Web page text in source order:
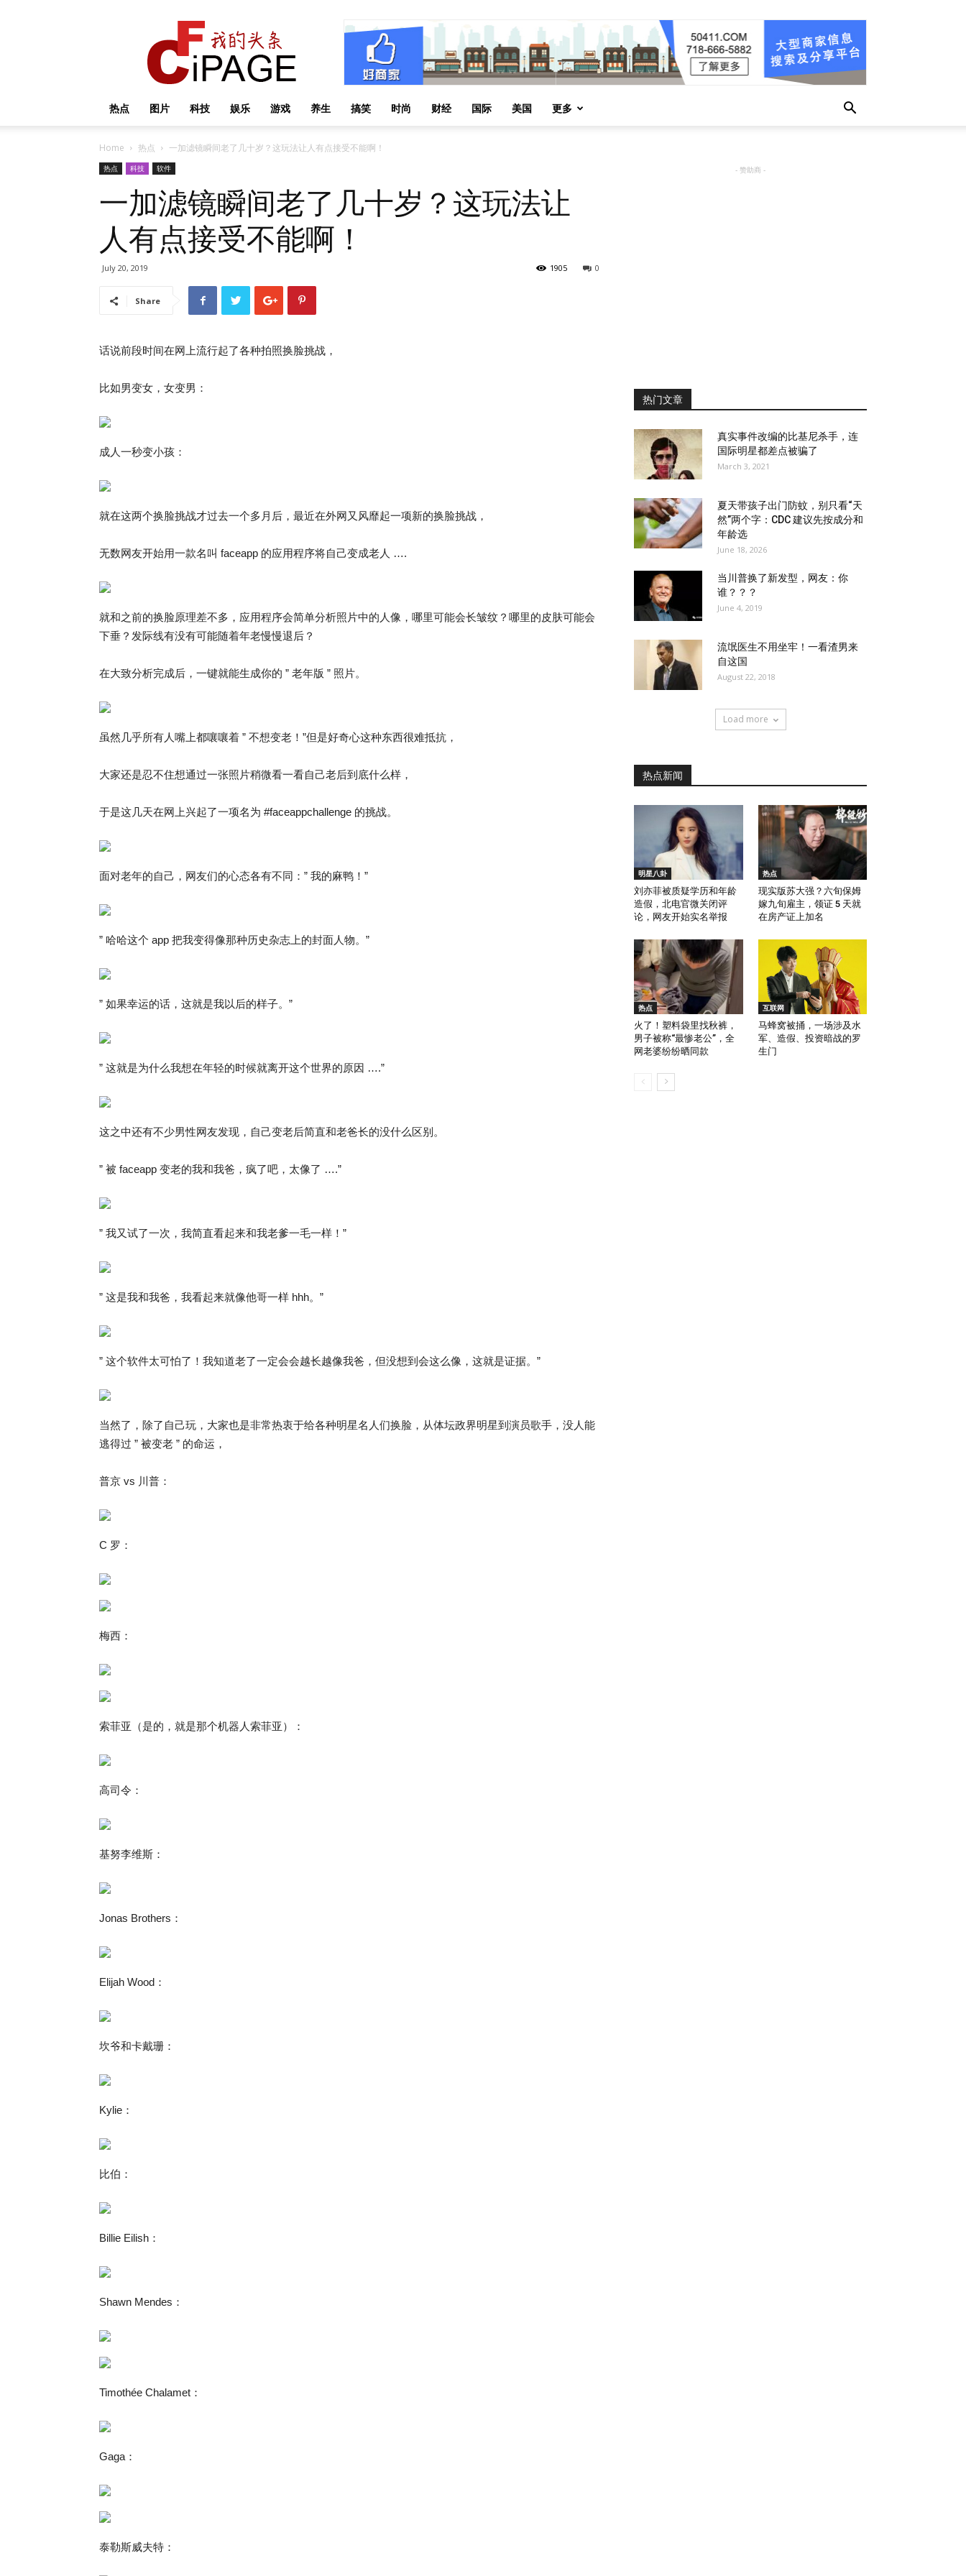
热点 图片 科技 娱乐 游戏 养生 搞笑 时尚 财经 国际 美国 更多
Home 热点 一加滤镜瞬间老了几十岁？这玩法让人有点接受不能啊！
热点 科技 软件
一加滤镜瞬间老了几十岁？这玩法让
人有点接受不能啊！
July 20, 2019 0
1905
Share
话说前段时间在网上流行起了各种拍照换脸挑战，
比如男变女，女变男：
成人一秒变小孩：
就在这两个换脸挑战才过去一个多月后，最近在外网又风靡起一项新的换脸挑战，
无数网友开始用一款名叫 faceapp 的应用程序将自己变成老人 ….
就和之前的换脸原理差不多，应用程序会简单分析照片中的人像，哪里可能会长皱纹？哪里的皮肤可能会
下垂？发际线有没有可能随着年老慢慢退后？
在大致分析完成后，一键就能生成你的 ” 老年版 ” 照片。
虽然几乎所有人嘴上都嚷嚷着 ” 不想变老！”但是好奇心这种东西很难抵抗，
大家还是忍不住想通过一张照片稍微看一看自己老后到底什么样，
于是这几天在网上兴起了一项名为 #faceappchallenge 的挑战。
面对老年的自己，网友们的心态各有不同：” 我的麻鸭！”
” 哈哈这个 app 把我变得像那种历史杂志上的封面人物。”
” 如果幸运的话，这就是我以后的样子。”
” 这就是为什么我想在年轻的时候就离开这个世界的原因 ….”
这之中还有不少男性网友发现，自己变老后简直和老爸长的没什么区别。
” 被 faceapp 变老的我和我爸，疯了吧，太像了 ….”
” 我又试了一次，我简直看起来和我老爹一毛一样！”
” 这是我和我爸，我看起来就像他哥一样 hhh。”
” 这个软件太可怕了！我知道老了一定会会越长越像我爸，但没想到会这么像，这就是证据。”
当然了，除了自己玩，大家也是非常热衷于给各种明星名人们换脸，从体坛政界明星到演员歌手，没人能
逃得过 ” 被变老 ” 的命运，
普京 vs 川普：
C 罗：
梅西：
索菲亚（是的，就是那个机器人索菲亚）：
高司令：
基努李维斯：
Jonas Brothers：
‎Elijah Wood：
坎爷和卡戴珊：
Kylie：
比伯：
Billie Eilish：
Shawn Mendes：
Timothée Chalamet：
Gaga：
泰勒斯威夫特：
- 赞助商 -
热门文章
真实事件改编的比基尼杀手，连
国际明星都差点被骗了
March 3, 2021
夏天带孩子出门防蚊，别只看“天
然”两个字：CDC 建议先按成分和
年龄选
June 18, 2026
当川普换了新发型，网友：你
谁？？？
June 4, 2019
流氓医生不用坐牢！一看渣男来
自这国
August 22, 2018
Load more
热点新闻
明星八卦
刘亦菲被质疑学历和年龄
造假，北电官微关闭评
论，网友开始实名举报
热点
现实版苏大强？六旬保姆
嫁九旬雇主，领证 5 天就
在房产证上加名
热点
火了！塑料袋里找秋裤，
男子被称“最惨老公”，全
网老婆纷纷晒同款
互联网
马蜂窝被捅，一场涉及水
军、造假、投资暗战的罗
生门